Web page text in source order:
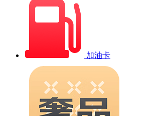
加油卡